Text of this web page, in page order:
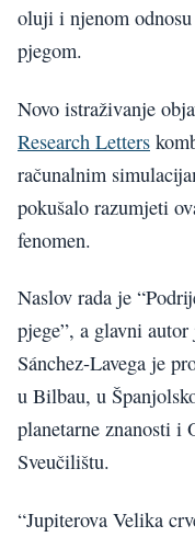
oluji i njenom
pjegom.
Novo istraživanje
Research Letters
računalnim
pokušalo razumjeti
fenomen.
Naslov rada je
pjege”, a glavni
Sánchez-Lavega je
u Bilbau, u
planetarne znanosti i
Sveučilištu.
“Jupiterova Velika